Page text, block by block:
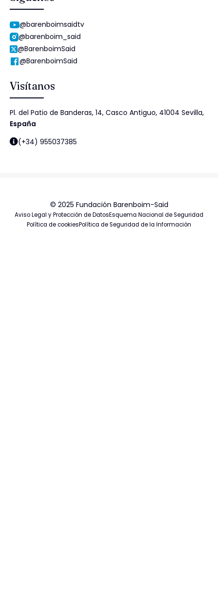
@barenboimsaidtv
@barenboim_said
@BarenboimSaid
@BarenboimSaid
Visítanos
Pl. del Patio de Banderas, 14, Casco Antiguo, 41004 Sevilla,
España
(+34) 955037385
© 2025 Fundación Barenboim-Said
Aviso Legal y Protección de DatosEsquema Nacional de Seguridad
Política de cookiesPolítica de Seguridad de la Información